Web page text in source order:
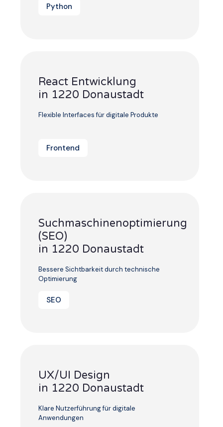
Python
React Entwicklung
in 1220 Donaustadt
Flexible Interfaces für digitale Produkte
Frontend
Suchmaschinenoptimierung
(SEO)
in 1220 Donaustadt
Bessere Sichtbarkeit durch technische
Optimierung
SEO
UX/UI Design
in 1220 Donaustadt
Klare Nutzerführung für digitale
Anwendungen